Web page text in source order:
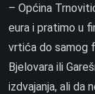
– Općina
eura i pratimo u
vrtića do samog
Bjelovara ili
izdvajanja, ali da